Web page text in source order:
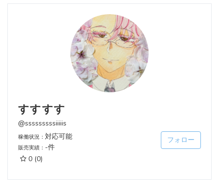
すすすす
@sssssssssiiiiis
稼働状況： 対応可能
販売実績： -件
0 (0)
フォロー